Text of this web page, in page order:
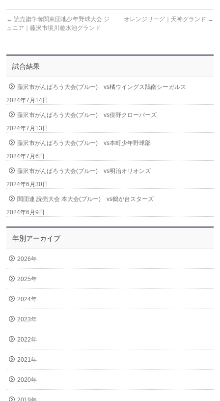
← 読売旗争奪関東団地少年野球大会 ジ
ュニア｜藤沢市境川遊水池グランド
オレンジリーグ｜天神グランド →
試合結果
藤沢市がんばろう大会(ブルー) vs橘ウイングス鵠南シーガルス
2024年7月14日
藤沢市がんばろう大会(ブルー) vs俣野クローバーズ
2024年7月13日
藤沢市がんばろう大会(ブルー) vs本町少年野球部
2024年7月6日
藤沢市がんばろう大会(ブルー) vs明治オリオンズ
2024年6月30日
関団連 読売大会 本大会(ブルー) vs鶴が台スターズ
2024年6月9日
年別アーカイブ
2026年
2025年
2024年
2023年
2022年
2021年
2020年